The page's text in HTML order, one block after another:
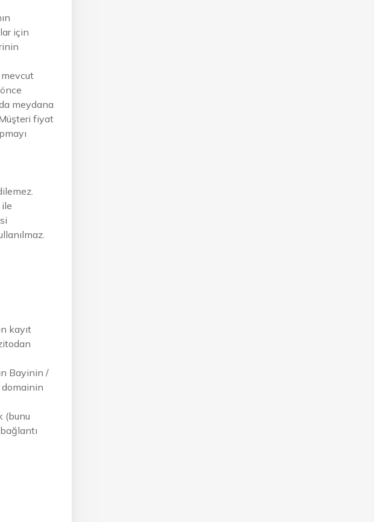
için
mevcut
meydana
fiyat
kayıt
Bayinin /
domainin
(bunu